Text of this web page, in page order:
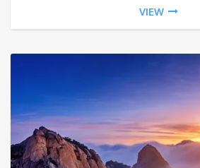
VIEW